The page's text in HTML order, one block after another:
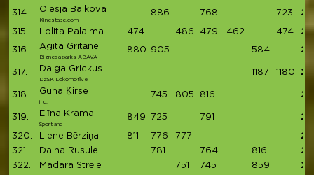
314. Olesja Baikova
Kinestape.com
886 768 723
315. Lolita Palaima 474 486 479 462 474
316. Agita Gritāne
Biznesa parks ABAVA
880 905 584
317. Daiga Grickus
DzSK Lokomotīve
1187 1180
318. Guna Ķirse
ind.
745 805 816
319. Elīna Krama
Sportland
849 725 791
320. Liene Bērziņa 811 776 777
321.
Daina Rusule 781 764 816
322.
Madara Strēle 751 745 859